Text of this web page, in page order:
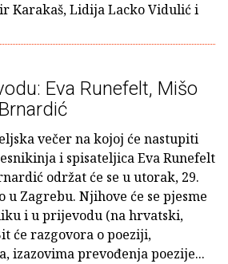
Karakaš, Lidija Lacko Vidulić i
Eva Runefelt, Mišo
večer na kojoj će nastupiti
i spisateljica Eva Runefelt
održat će se u utorak, 29.
Zagrebu. Njihove će se pjesme
i u prijevodu (na hrvatski,
će razgovora o poeziji,
izazovima prevođenja poezije...